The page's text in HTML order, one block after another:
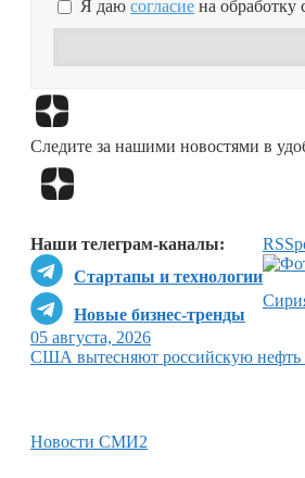
Я даю согласие на обработку
Следите за нашими новостями в
Наши телеграм-каналы:
Стартапы и технологии
Новые бизнес-тренды
RSS
05 августа, 2026
США вытесняют российскую нефть
Новости СМИ2